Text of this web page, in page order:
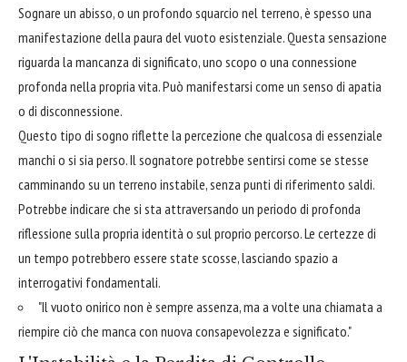
Sognare un abisso, o un profondo squarcio nel terreno, è spesso una
manifestazione della paura del vuoto esistenziale. Questa sensazione
riguarda la mancanza di significato, uno scopo o una connessione
profonda nella propria vita. Può manifestarsi come un senso di apatia
o di disconnessione.
Questo tipo di sogno riflette la percezione che qualcosa di essenziale
manchi o si sia perso. Il sognatore potrebbe sentirsi come se stesse
camminando su un terreno instabile, senza punti di riferimento saldi.
Potrebbe indicare che si sta attraversando un periodo di profonda
riflessione sulla propria identità o sul proprio percorso. Le certezze di
un tempo potrebbero essere state scosse, lasciando spazio a
interrogativi fondamentali.
"Il vuoto onirico non è sempre assenza, ma a volte una chiamata a
riempire ciò che manca con nuova consapevolezza e significato."